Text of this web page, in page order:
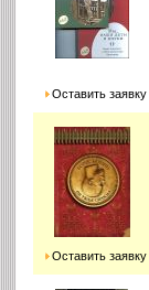
Оставить заявку
Оставить заявку